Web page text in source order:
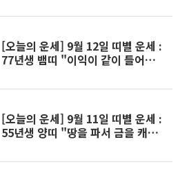
[오늘의 운세] 9월 12일 띠별 운세 :
77년생 뱀띠 "이익이 같이 들어오니
[오늘의 운세] 9월 11일 띠별 운세 :
55년생 양띠 "땅을 파서 금을 캐내